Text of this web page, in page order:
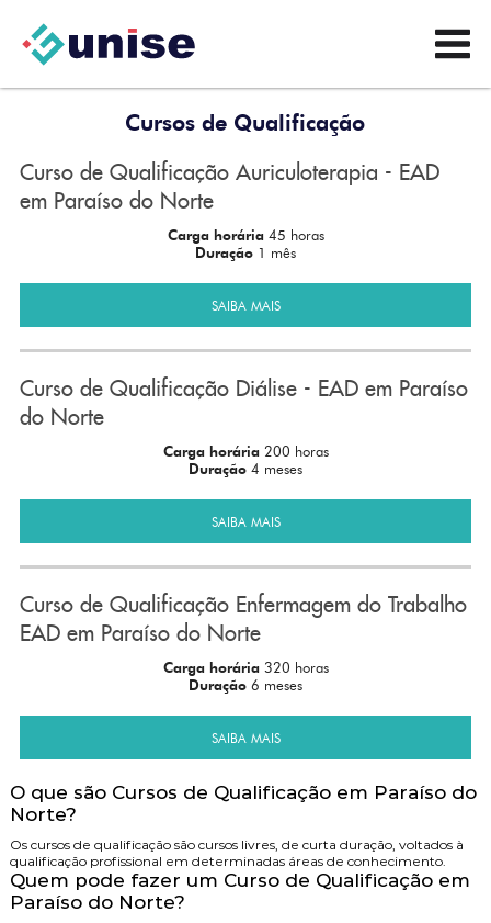
Cursos de Qualificação
Curso de Qualificação Auriculoterapia - EAD
em Paraíso do Norte
Carga horária 45 horas
Duração 1 mês
SAIBA MAIS
Curso de Qualificação Diálise - EAD em Paraíso
do Norte
Carga horária 200 horas
Duração 4 meses
SAIBA MAIS
Curso de Qualificação Enfermagem do Trabalho
EAD em Paraíso do Norte
Carga horária 320 horas
Duração 6 meses
SAIBA MAIS
O que são Cursos de Qualificação em Paraíso do
Norte?
Os cursos de qualificação são cursos livres, de curta duração, voltados à
qualificação profissional em determinadas áreas de conhecimento.
Quem pode fazer um Curso de Qualificação em
Paraíso do Norte?